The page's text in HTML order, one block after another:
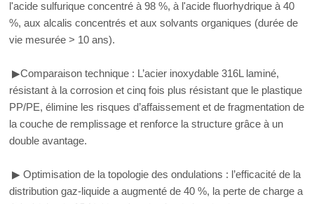
l'acide sulfurique concentré à 98 %, à l'acide fluorhydrique à 40
%, aux alcalis concentrés et aux solvants organiques (durée de
vie mesurée > 10 ans).
▶Comparaison technique : L’acier inoxydable 316L laminé,
résistant à la corrosion et cinq fois plus résistant que le plastique
PP/PE, élimine les risques d’affaissement et de fragmentation de
la couche de remplissage et renforce la structure grâce à un
double avantage.
▶Optimisation de la topologie des ondulations : l’efficacité de la
distribution gaz-liquide a augmenté de 40 %, la perte de charge a